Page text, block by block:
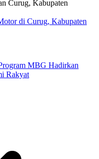
di Curug, Kabupaten
MBG Hadirkan
Rakyat